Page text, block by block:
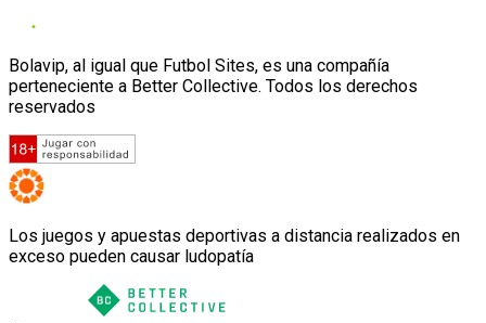
Bolavip, al igual que Futbol Sites, es una compañía
perteneciente a Better Collective. Todos los derechos
reservados
Los juegos y apuestas deportivas a distancia realizados en
exceso pueden causar ludopatía